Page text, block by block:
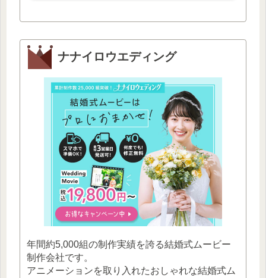
ナナイロウエディング
年間約5,000組の制作実績を誇る結婚式ムービー
制作会社です。
アニメーションを取り入れたおしゃれな結婚式ム